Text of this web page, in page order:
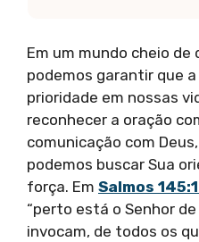
Em um mundo cheio de
podemos garantir que
prioridade em nossas
reconhecer a oração
comunicação com
podemos buscar Sua
força. Em Salmos
“perto está o Senhor
invocam, de todos os